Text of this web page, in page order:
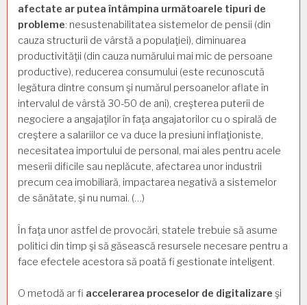
afectate ar putea întâmpina următoarele tipuri de
probleme: nesustenabilitatea sistemelor de pensii (din
cauza structurii de vârstă a populaţiei), diminuarea
productivităţii (din cauza numărului mai mic de persoane
productive), reducerea consumului (este recunoscută
legătura dintre consum şi numărul persoanelor aflate în
intervalul de vârstă 30-50 de ani), creşterea puterii de
negociere a angajaţilor în faţa angajatorilor cu o spirală de
creştere a salariilor ce va duce la presiuni inflaţioniste,
necesitatea importului de personal, mai ales pentru acele
meserii dificile sau neplăcute, afectarea unor industrii
precum cea imobiliară, impactarea negativă a sistemelor
de sănătate, şi nu numai. (…)
În faţa unor astfel de provocări, statele trebuie să asume
politici din timp şi să găsească resursele necesare pentru a
face efectele acestora să poată fi gestionate inteligent.
O metodă ar fi accelerarea proceselor de digitalizare şi